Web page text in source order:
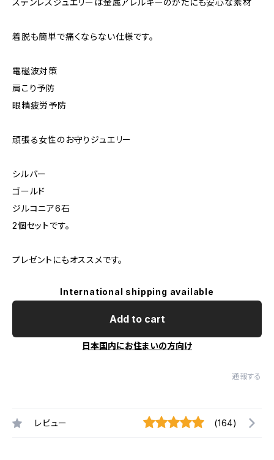
ステンレスジュエリーは金属アレルギーのかたにも安心な素材
着脱も簡単で痛くならない仕様です。
電磁波対策
肩こり予防
眼精疲労予防
頑張る女性のお守りジュエリー
シルバー
ゴールド
ジルコニア6石
2個セットです。
プレゼントにもオススメです。
International shipping available
Add to cart
日本国内にお住まいの方向け
通報する
レビュー (164)